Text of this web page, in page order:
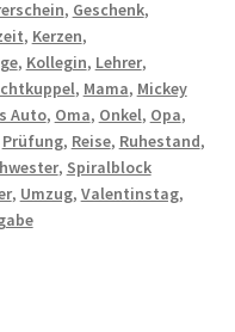
, Geschenk,
, Kerzen,
, Kollegin, Lehrer,
, Mama, Mickey
Auto, Oma, Onkel, Opa,
Prüfung, Reise, Ruhestand,
, Spiralblock
, Umzug, Valentinstag,